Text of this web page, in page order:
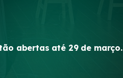
abertas até 29 de março.